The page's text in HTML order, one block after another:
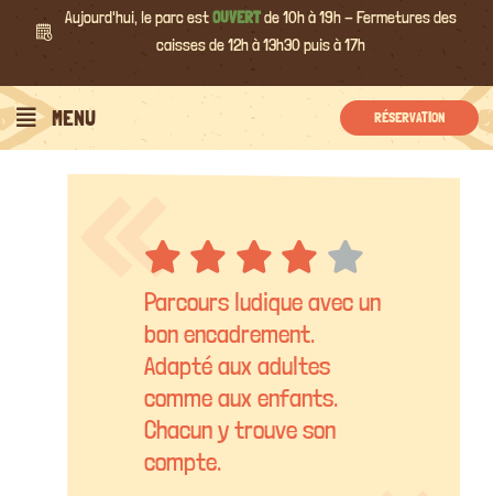
Aujourd'hui, le parc estOUVERTde 10h à 19h - Fermetures des
caisses de 12h à 13h30 puis à 17h
MENU RÉSERVATION
Parcours ludique avec un
bon encadrement.
Adapté aux adultes
comme aux enfants.
Chacun y trouve son
compte.